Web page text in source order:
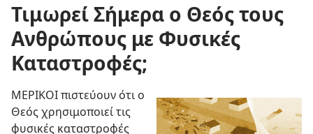
Τιμωρεί Σήμερα ο Θεός τους
Ανθρώπους με Φυσικές
Καταστροφές;
ΜΕΡΙΚΟΙ πιστεύουν ότι ο
Θεός χρησιμοποιεί τις
φυσικές καταστροφές